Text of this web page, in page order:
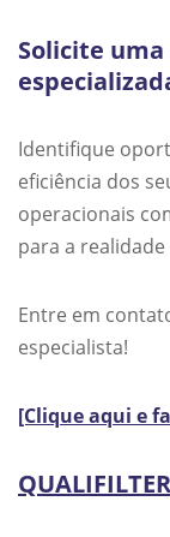
Solicite
Identifique
eficiência dos
operacionais
para a
Entre em
especialista!
[Clique aqui e
QUALIFILTER